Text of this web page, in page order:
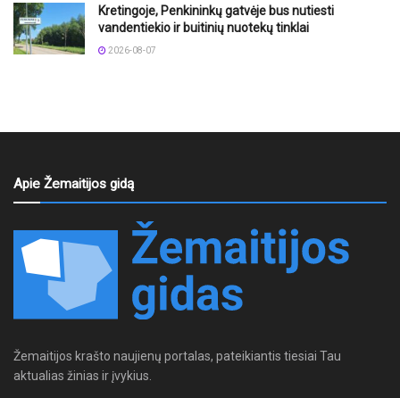
Kretingoje, Penkininkų gatvėje bus nutiesti
vandentiekio ir buitinių nuotekų tinklai
2026-08-07
Apie Žemaitijos gidą
Žemaitijos krašto naujienų portalas, pateikiantis tiesiai Tau
aktualias žinias ir įvykius.